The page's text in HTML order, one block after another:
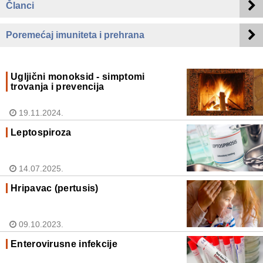
Članci
Poremećaj imuniteta i prehrana
Ugljični monoksid - simptomi
trovanja i prevencija
19.11.2024.
Leptospiroza
14.07.2025.
Hripavac (pertusis)
09.10.2023.
Enterovirusne infekcije